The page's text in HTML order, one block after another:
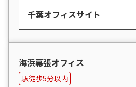
千葉オフィスサイト
海浜幕張オフィス
駅徒歩5分以内